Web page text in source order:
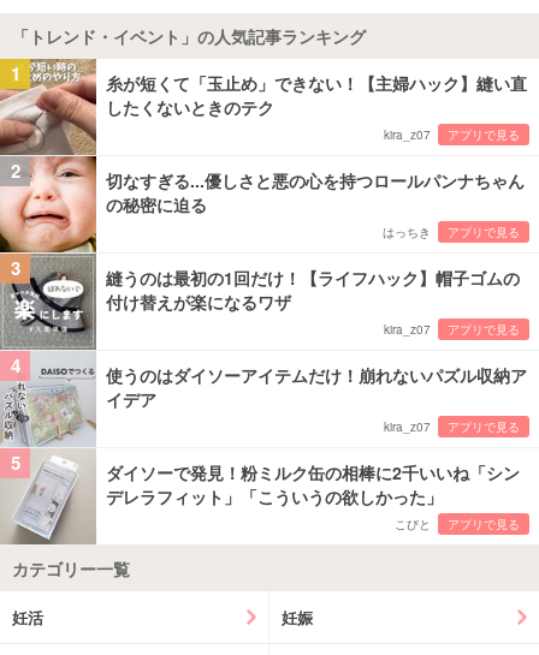
「トレンド・イベント」の人気記事ランキング
1
糸が短くて「玉止め」できない！【主婦ハック】縫い直
したくないときのテク
kira_z07 アプリで見る
2
切なすぎる...優しさと悪の心を持つロールパンナちゃん
の秘密に迫る
はっちき アプリで見る
3
縫うのは最初の1回だけ！【ライフハック】帽子ゴムの
付け替えが楽になるワザ
kira_z07 アプリで見る
4
使うのはダイソーアイテムだけ！崩れないパズル収納ア
イデア
kira_z07 アプリで見る
5
ダイソーで発見！粉ミルク缶の相棒に2千いいね「シン
デレラフィット」「こういうの欲しかった」
こびと アプリで見る
カテゴリー一覧
妊活 妊娠